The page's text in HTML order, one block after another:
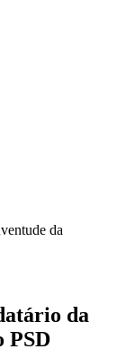
da
da
PSD